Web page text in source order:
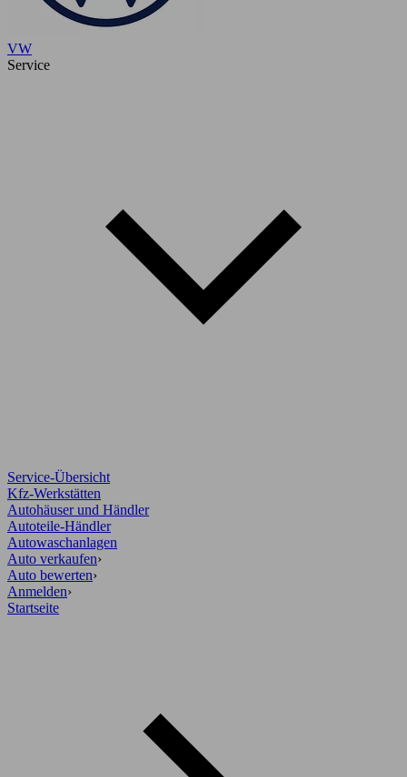
VW
Service
Service-Übersicht
Kfz-Werkstätten
Autohäuser und Händler
Autoteile-Händler
Autowaschanlagen
Auto verkaufen›
Auto bewerten›
Anmelden›
Startseite